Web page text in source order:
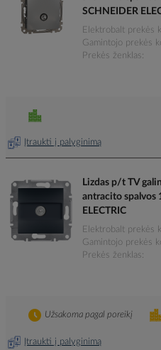
SCHNEIDER
Elektrobalt prekės
Gamintojo prekės
Prekės ženklas
Įtraukti į palyginimą
Lizdas p/t TV
antracito spalvos
ELECTRIC
Elektrobalt prekės
Gamintojo prekės
Prekės ženklas
Įtraukti į palyginimą
Užsakoma pagal poreikį